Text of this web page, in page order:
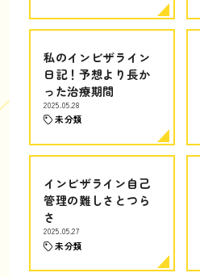
私のインビザライン
日記！予想より長か
った治療期間
2025.05.28
未分類
インビザライン自己
管理の難しさとつら
さ
2025.05.27
未分類